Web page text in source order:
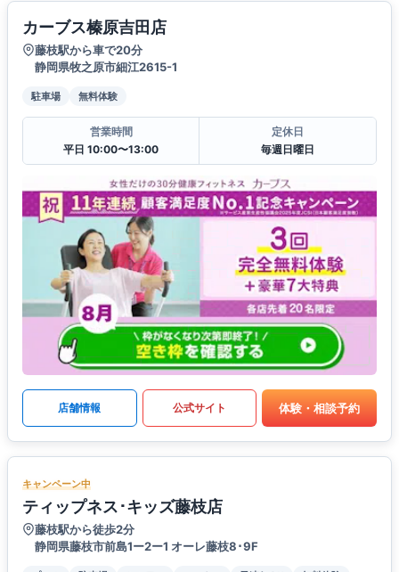
カーブス榛原吉田店
藤枝駅から車で20分
静岡県牧之原市細江2615-1
駐車場 無料体験
営業時間
平日 10:00〜13:00
定休日
毎週日曜日
店舗情報 公式サイト 体験・相談予約
キャンペーン中
ティップネス･キッズ藤枝店
藤枝駅から徒歩2分
静岡県藤枝市前島1ー2ー1 オーレ藤枝8･9F